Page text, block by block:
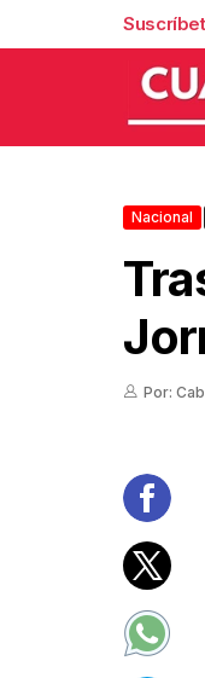
Nacional
Por: